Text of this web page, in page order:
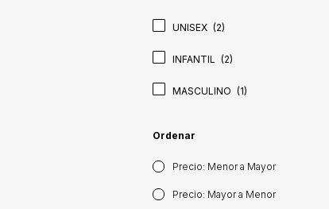
UNISEX (2)
INFANTIL (2)
MASCULINO (1)
Ordenar
Precio: Menor a Mayor
Precio: Mayor a Menor